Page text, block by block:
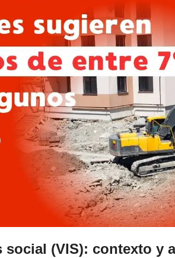
social (VIS): contexto y